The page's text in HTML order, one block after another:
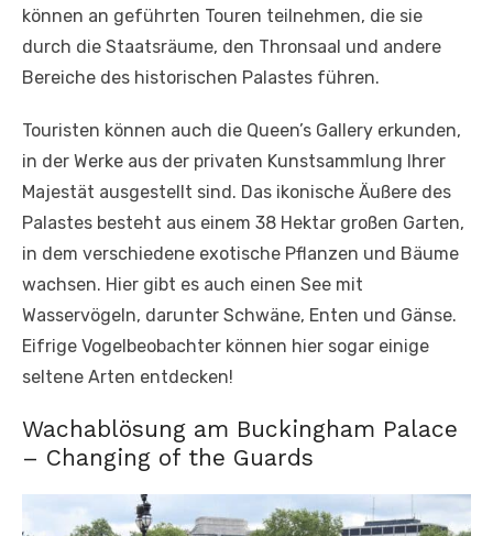
können an geführten Touren teilnehmen, die sie
durch die Staatsräume, den Thronsaal und andere
Bereiche des historischen Palastes führen.
Touristen können auch die Queen’s Gallery erkunden,
in der Werke aus der privaten Kunstsammlung Ihrer
Majestät ausgestellt sind. Das ikonische Äußere des
Palastes besteht aus einem 38 Hektar großen Garten,
in dem verschiedene exotische Pflanzen und Bäume
wachsen. Hier gibt es auch einen See mit
Wasservögeln, darunter Schwäne, Enten und Gänse.
Eifrige Vogelbeobachter können hier sogar einige
seltene Arten entdecken!
Wachablösung am Buckingham Palace
– Changing of the Guards